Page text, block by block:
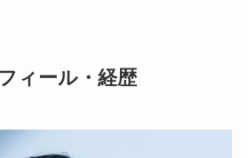
ィール・経歴